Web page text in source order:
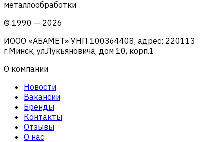
металлообработки
© 1990 — 2026
ИООО «АБАМЕТ» УНП 100364408, адрес: 220113
г.Минск, ул.Лукьяновича, дом 10, корп.1
О компании
Новости
Вакансии
Бренды
Контакты
Отзывы
О нас